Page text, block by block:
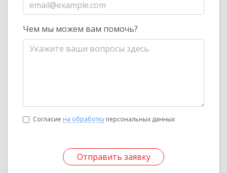
Чем мы можем вам помочь?
Согласие на обработку персональных данных
Отправить заявку